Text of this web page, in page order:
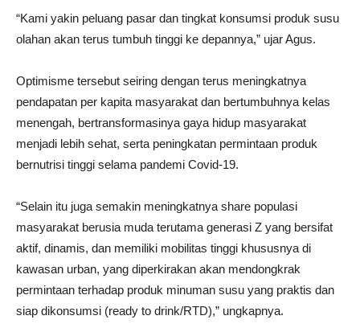
“Kami yakin peluang pasar dan tingkat konsumsi produk susu
olahan akan terus tumbuh tinggi ke depannya,” ujar Agus.
Optimisme tersebut seiring dengan terus meningkatnya
pendapatan per kapita masyarakat dan bertumbuhnya kelas
menengah, bertransformasinya gaya hidup masyarakat
menjadi lebih sehat, serta peningkatan permintaan produk
bernutrisi tinggi selama pandemi Covid-19.
“Selain itu juga semakin meningkatnya share populasi
masyarakat berusia muda terutama generasi Z yang bersifat
aktif, dinamis, dan memiliki mobilitas tinggi khususnya di
kawasan urban, yang diperkirakan akan mendongkrak
permintaan terhadap produk minuman susu yang praktis dan
siap dikonsumsi (ready to drink/RTD),” ungkapnya.